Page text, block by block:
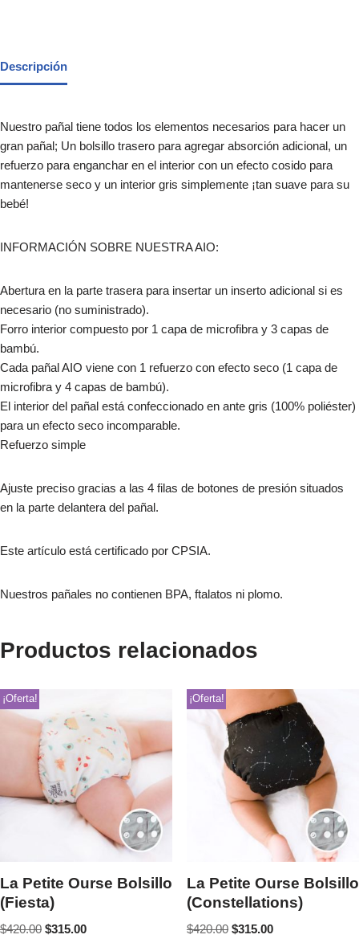
Descripción
Nuestro pañal tiene todos los elementos necesarios para hacer un
gran pañal; Un bolsillo trasero para agregar absorción adicional, un
refuerzo para enganchar en el interior con un efecto cosido para
mantenerse seco y un interior gris simplemente ¡tan suave para su
bebé!
INFORMACIÓN SOBRE NUESTRA AIO:
Abertura en la parte trasera para insertar un inserto adicional si es
necesario (no suministrado).
Forro interior compuesto por 1 capa de microfibra y 3 capas de
bambú.
Cada pañal AIO viene con 1 refuerzo con efecto seco (1 capa de
microfibra y 4 capas de bambú).
El interior del pañal está confeccionado en ante gris (100% poliéster)
para un efecto seco incomparable.
Refuerzo simple
Ajuste preciso gracias a las 4 filas de botones de presión situados
en la parte delantera del pañal.
Este artículo está certificado por CPSIA.
Nuestros pañales no contienen BPA, ftalatos ni plomo.
Productos relacionados
¡Oferta!
La Petite Ourse Bolsillo
(Fiesta)
$420.00 $315.00
¡Oferta!
La Petite Ourse Bolsillo
(Constellations)
$420.00 $315.00